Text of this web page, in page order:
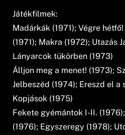
Játékfilmek:
Madárkák (1971); Végre
(1971); Makra (1972); Utazás
Lányarcok tükörben (1973)
Álljon meg a menet! (1973);
Jelbeszéd (1974); Ereszd el a
Kopjások (1975)
Fekete gyémántok I-II.
(1976); Egyszeregy (1978);